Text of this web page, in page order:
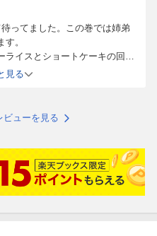
う事をじんわりと伝えてくれ
ってました。この巻では姉弟
。
イスとショートケーキの回が
見る
ビューを見る